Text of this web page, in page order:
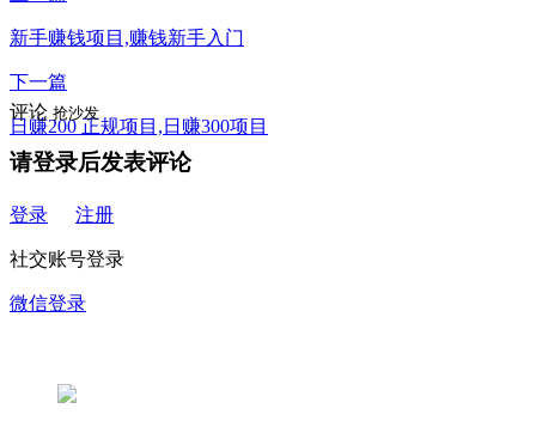
新手赚钱项目,赚钱新手入门
下一篇
日赚200 正规项目,日赚300项目
评论 抢沙发
请登录后发表评论
登录 注册
社交账号登录
微信登录